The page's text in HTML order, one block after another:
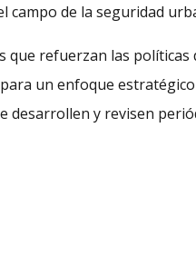
campo de la seguridad
refuerzan las políticas
un enfoque
y revisen